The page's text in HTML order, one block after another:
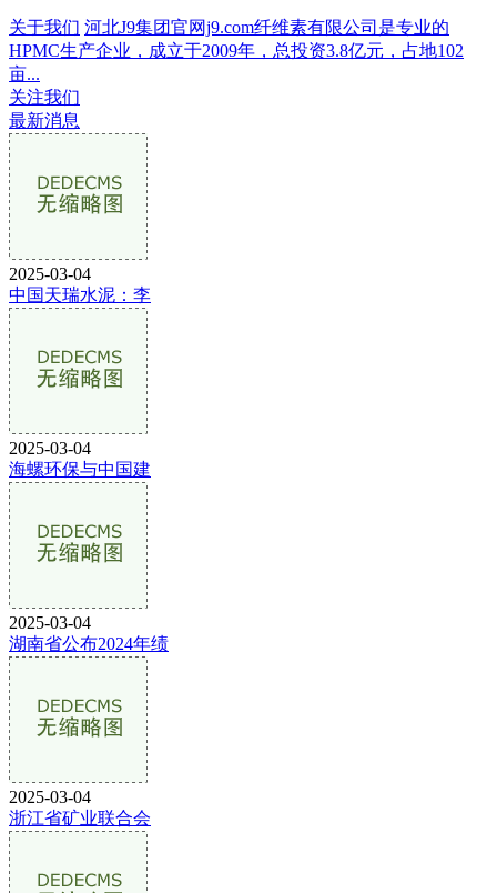
关于我们 河北J9集团官网j9.com纤维素有限公司是专业的
HPMC生产企业，成立于2009年，总投资3.8亿元，占地102
亩...
关注我们
最新消息
2025-03-04
中国天瑞水泥：李
2025-03-04
海螺环保与中国建
2025-03-04
湖南省公布2024年绩
2025-03-04
浙江省矿业联合会